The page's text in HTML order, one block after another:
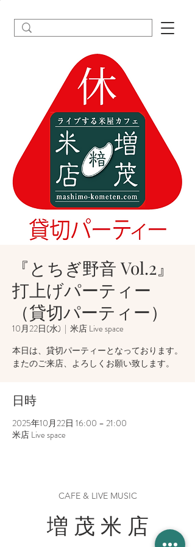
『とちぎ野音 Vol.2』
打上げパーティー
（貸切パーティー）
10月22日(水)
  |
米店 Live space
本日は、貸切パーティーとなっております。
またのご来店、よろしくお願い致します。
日時
2025年10月22日 16:00 – 21:00
米店 Live space
CAFE & LIVE MUSIC
増 茂 米 店